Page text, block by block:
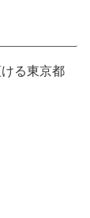
る東京都